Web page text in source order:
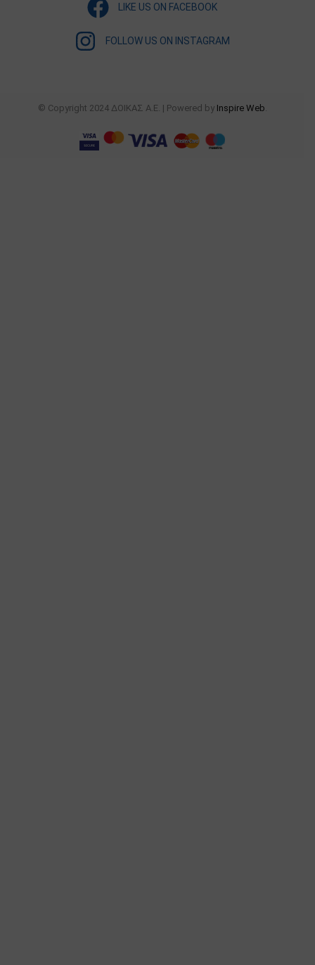
LIKE US ON FACEBOOK
FOLLOW US ON INSTAGRAM
© Copyright 2024 ΔΟΙΚΑΣ Α.Ε. | Powered by Inspire Web.